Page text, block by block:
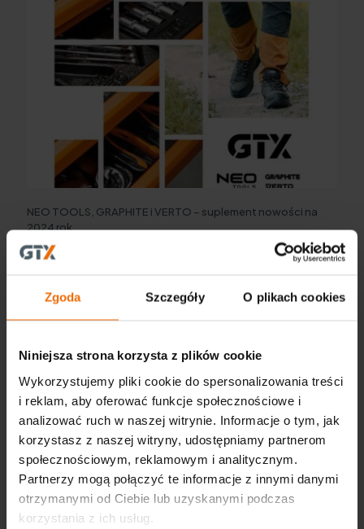
Zgoda Szczegóły O plikach cookies
Niniejsza strona korzysta z plików cookie
Wykorzystujemy pliki cookie do spersonalizowania treści
i reklam, aby oferować funkcje społecznościowe i
analizować ruch w naszej witrynie. Informacje o tym, jak
korzystasz z naszej witryny, udostępniamy partnerom
społecznościowym, reklamowym i analitycznym.
Partnerzy mogą połączyć te informacje z innymi danymi
otrzymanymi od Ciebie lub uzyskanymi podczas
korzystania z ich usług.
NEO TOOLS, GRAPHITE i VERTO – suplement nowości na
2024 rok